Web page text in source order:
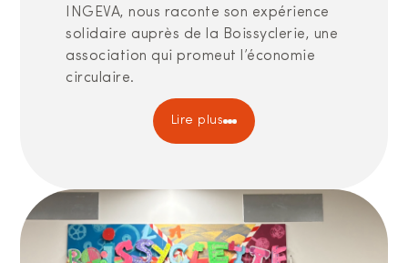
INGEVA, nous raconte son expérience
solidaire auprès de la Boissyclerie, une
association qui promeut l’économie
circulaire.
Lire plus